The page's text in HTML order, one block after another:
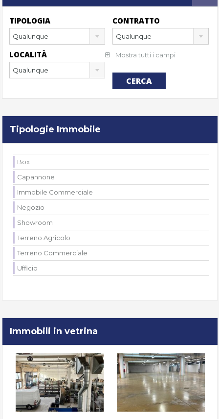
TIPOLOGIA
Qualunque
CONTRATTO
Qualunque
LOCALITÀ
Qualunque
Mostra tutti i campi
Tipologie Immobile
Box
Capannone
Immobile Commerciale
Negozio
Showroom
Terreno Agricolo
Terreno Commerciale
Ufficio
Immobili in vetrina